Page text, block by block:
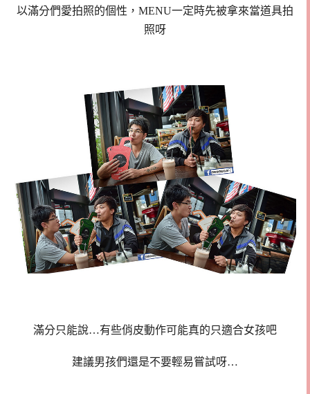
以滿分們愛拍照的個性，MENU一定時先被拿來當道具拍
照呀
滿分只能說…有些俏皮動作可能真的只適合女孩吧
建議男孩們還是不要輕易嘗試呀…